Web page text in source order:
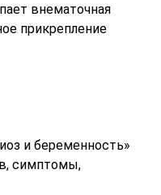
внематочная
прикрепление
и беременность»
симптомы,